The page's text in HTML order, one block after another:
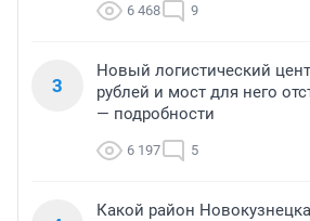
6 468 9
3
Новый логистический
рублей и мост для него
— подробности
6 197 5
Какой район